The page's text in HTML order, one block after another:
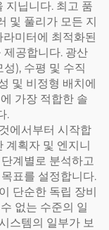
지닙니다. 최고 품
및 풀리가 모든 지
미터에 최적화된
제공합니다. 광산
), 수평 및 수직
및 비정형 배치에
가장 적합한 솔
.
에서부터 시작합
계획자 및 엔지니
계별로 분석하고
표를 설정합니다.
단순한 독립 장비
없는 수준의 일
스템의 일부가 보